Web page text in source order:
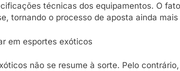
técnicas dos equipamentos. O
tornando o processo de aposta ainda
em esportes exóticos
não se resume à sorte. Pelo